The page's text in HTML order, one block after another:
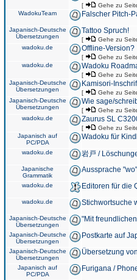
[ Gehe zu
WadokuTeam
Falscher Pitch-
Japanisch-Deutsche
Übersetzungen
Tattoo Spruch!
[ Gehe zu
wadoku.de
Offline-Version?
[ Gehe zu
wadoku.de
Wadoku
[ Gehe zu
Japanisch-Deutsche
Übersetzungen
Kamisori-
[ Gehe zu
Japanisch-Deutsche
Übersetzungen
Wie sage/
[ Gehe zu
wadoku.de
Zaurus SL
[ Gehe zu
Japanisch auf
PC/PDA
Wadoku für
wadoku.de 岩戸 /
Japanische
Grammatik
Aussprache "wo"
wadoku.de Editoren für die
wadoku.de Stichwortsuche
Japanisch-Deutsche
Übersetzungen
"Mit
Japanisch-Deutsche
Übersetzungen
Postkarte auf
Japanisch-Deutsche
Übersetzungen
Übersetzung
Japanisch auf
PC/PDA
Furigana /